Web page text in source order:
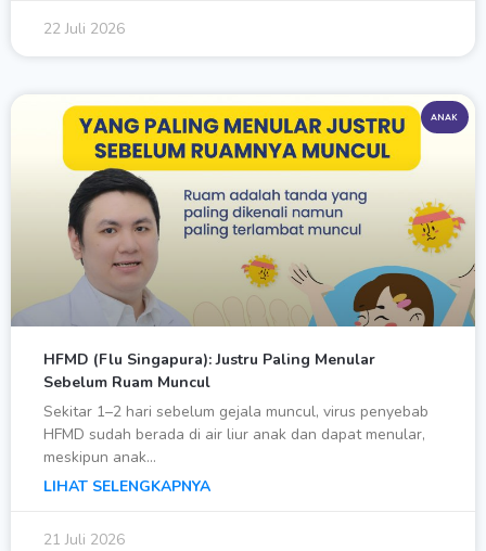
22 Juli 2026
ANAK
HFMD (Flu Singapura): Justru Paling Menular
Sebelum Ruam Muncul
Sekitar 1–2 hari sebelum gejala muncul, virus penyebab
HFMD sudah berada di air liur anak dan dapat menular,
meskipun anak…
LIHAT SELENGKAPNYA
21 Juli 2026